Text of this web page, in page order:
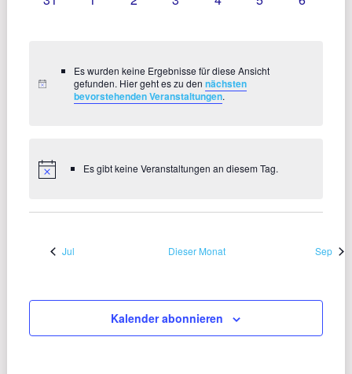
Es wurden keine Ergebnisse für diese Ansicht
gefunden. Hier geht es zu den nächsten
bevorstehenden Veranstaltungen.
Es gibt keine Veranstaltungen an diesem Tag.
Jul Dieser Monat Sep
Kalender abonnieren